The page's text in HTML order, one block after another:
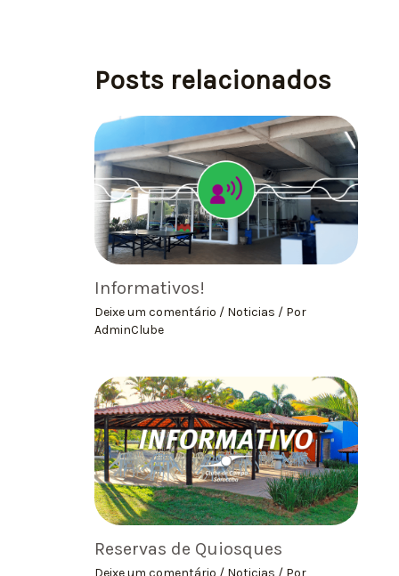
Posts relacionados
Informativos!
Deixe um comentário / Noticias / Por
AdminClube
Reservas de Quiosques
Deixe um comentário / Noticias / Por